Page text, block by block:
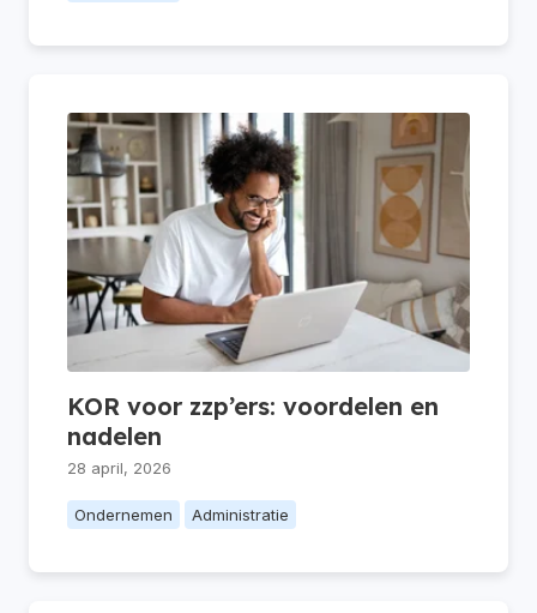
KOR voor zzp’ers: voordelen en
nadelen
28 april, 2026
Ondernemen Administratie